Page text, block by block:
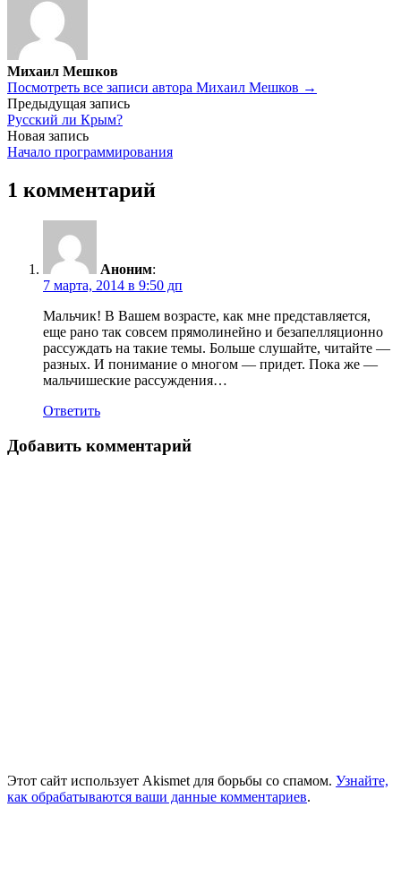
Михаил Мешков
Посмотреть все записи автора Михаил Мешков →
Навигация
по
записям
Предыдущая запись
Русский ли Крым?
Новая запись
Начало программирования
1 комментарий
Аноним:
7 марта, 2014 в 9:50 дп
Мальчик! В Вашем возрасте, как мне представляется,
еще рано так совсем прямолинейно и безапелляционно
рассуждать на такие темы. Больше слушайте, читайте —
разных. И понимание о многом — придет. Пока же —
мальчишеские рассуждения…
Ответить
Добавить комментарий
Этот сайт использует Akismet для борьбы со спамом. Узнайте,
как обрабатываются ваши данные комментариев.